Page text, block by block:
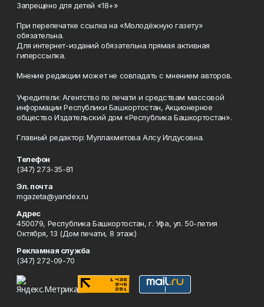
Запрещено для детей «18+»
При перепечатке ссылка на «Молодёжную газету»
обязательна.
Для интернет-изданий обязательна прямая активная
гиперссылка.
Мнение редакции может не совпадать с мнением авторов.
Учредители: Агентство по печати и средствам массовой
информации Республики Башкортостан, Акционерное
общество Издательский дом «Республика Башкортостан».
Главный редактор: Муллахметова Алсу Илдусовна.
Телефон
(347) 273-35-81
Эл. почта
mgazeta@yandex.ru
Адрес
450079, Республика Башкортостан, г. Уфа, ул. 50-летия
Октября, 13 (Дом печати, 8 этаж)
Рекламная служба
(347) 272-09-70